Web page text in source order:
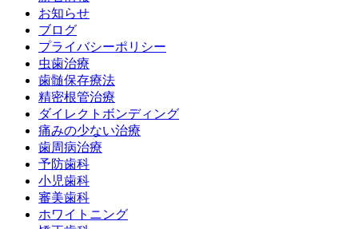
お知らせ
ブログ
プライバシーポリシー
虫歯治療
歯髄保存療法
精密根管治療
ダイレクトボンディング
痛みの少ない治療
歯周病治療
予防歯科
小児歯科
審美歯科
ホワイトニング